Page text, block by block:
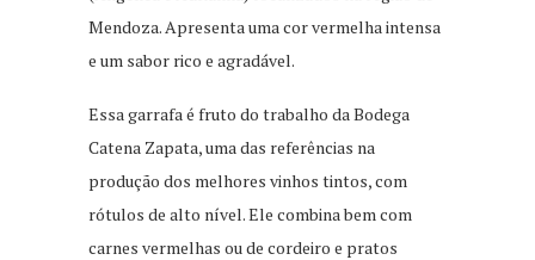
Mendoza. Apresenta uma cor vermelha intensa
e um sabor rico e agradável.
Essa garrafa é fruto do trabalho da Bodega
Catena Zapata, uma das referências na
produção dos melhores vinhos tintos, com
rótulos de alto nível. Ele combina bem com
carnes vermelhas ou de cordeiro e pratos